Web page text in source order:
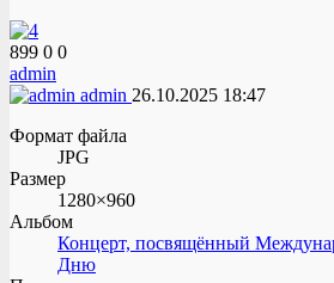
899 0 0
admin
admin 26.10.2025 18:47
Формат файла
JPG
Размер
1280×960
Альбом
Концерт, посвящённый
Дню